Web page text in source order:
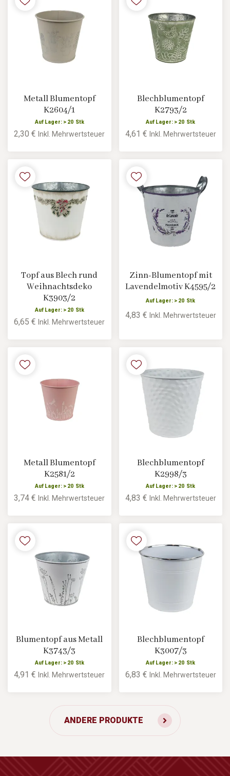
Metall Blumentopf
K2604/1
Auf Lager: > 20 Stk
2,30 €Inkl. Mehrwertsteuer
Blechblumentopf
K2793/2
Auf Lager: > 20 Stk
4,61 € Inkl. Mehrwertsteuer
Topf aus Blech rund
Weihnachtsdeko
K3903/2
Auf Lager: > 20 Stk
6,65 €Inkl. Mehrwertsteuer
Zinn-Blumentopf mit
Lavendelmotiv K4595/2
Auf Lager: > 20 Stk
4,83 € Inkl. Mehrwertsteuer
Metall Blumentopf
K2581/2
Auf Lager: > 20 Stk
3,74 €Inkl. Mehrwertsteuer
Blechblumentopf
K2998/3
Auf Lager: > 20 Stk
4,83 € Inkl. Mehrwertsteuer
Blumentopf aus Metall
K3743/3
Auf Lager: > 20 Stk
4,91 €Inkl. Mehrwertsteuer
Blechblumentopf
K3007/3
Auf Lager: > 20 Stk
6,83 € Inkl. Mehrwertsteuer
ANDERE PRODUKTE